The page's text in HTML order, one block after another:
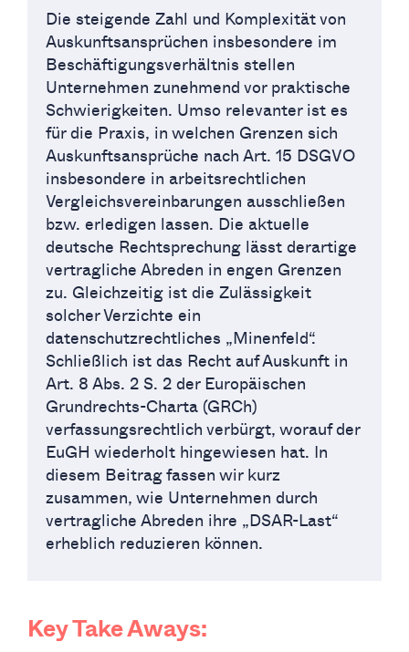
Die steigende Zahl und Komplexität von
Auskunftsansprüchen insbesondere im
Beschäftigungsverhältnis stellen
Unternehmen zunehmend vor praktische
Schwierigkeiten. Umso relevanter ist es
für die Praxis, in welchen Grenzen sich
Auskunftsansprüche nach Art. 15 DSGVO
insbesondere in arbeitsrechtlichen
Vergleichsvereinbarungen ausschließen
bzw. erledigen lassen. Die aktuelle
deutsche Rechtsprechung lässt derartige
vertragliche Abreden in engen Grenzen
zu. Gleichzeitig ist die Zulässigkeit
solcher Verzichte ein
datenschutzrechtliches „Minenfeld“.
Schließlich ist das Recht auf Auskunft in
Art. 8 Abs. 2 S. 2 der Europäischen
Grundrechts-Charta (GRCh)
verfassungsrechtlich verbürgt, worauf der
EuGH wiederholt hingewiesen hat. In
diesem Beitrag fassen wir kurz
zusammen, wie Unternehmen durch
vertragliche Abreden ihre „DSAR-Last“
erheblich reduzieren können.
Key Take Aways: